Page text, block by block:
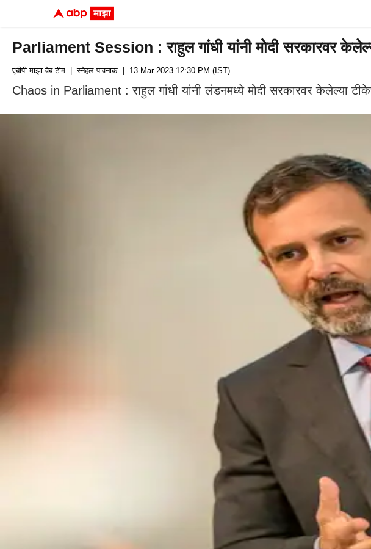
Parliament Session : राहुल गांधी यांनी मोदी सरकारवर
एबीपी माझा वेब टीम | स्नेहल पावनाक | 13 Mar 2023 12:30 PM (IST)
Chaos in Parliament : राहुल गांधी यांनी लंडनमध्ये मोदी सरकारवर केलेल्या